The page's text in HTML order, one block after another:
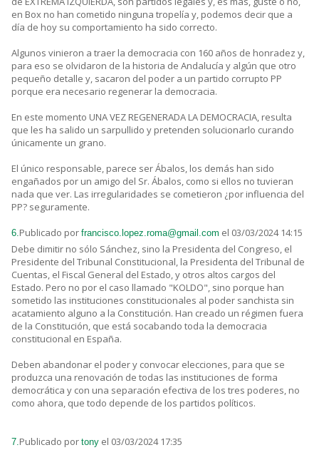
en Box no han cometido ninguna tropelía y, podemos decir que a
día de hoy su comportamiento ha sido correcto.
Algunos vinieron a traer la democracia con 160 años de honradez y,
para eso se olvidaron de la historia de Andalucía y algún que otro
pequeño detalle y, sacaron del poder a un partido corrupto PP
porque era necesario regenerar la democracia.
En este momento UNA VEZ REGENERADA LA DEMOCRACIA, resulta
que les ha salido un sarpullido y pretenden solucionarlo curando
únicamente un grano.
El único responsable, parece ser Ábalos, los demás han sido
engañados por un amigo del Sr. Ábalos, como si ellos no tuvieran
nada que ver. Las irregularidades se cometieron ¿por influencia del
PP? seguramente.
6. Publicado por francisco.lopez.roma@gmail.com el 03/03/2024 14:15
Debe dimitir no sólo Sánchez, sino la Presidenta del Congreso, el
Presidente del Tribunal Constitucional, la Presidenta del Tribunal de
Cuentas, el Fiscal General del Estado, y otros altos cargos del
Estado. Pero no por el caso llamado "KOLDO", sino porque han
sometido las instituciones constitucionales al poder sanchista sin
acatamiento alguno a la Constitución. Han creado un régimen fuera
de la Constitución, que está socabando toda la democracia
constitucional en España.
Deben abandonar el poder y convocar elecciones, para que se
produzca una renovación de todas las instituciones de forma
democrática y con una separación efectiva de los tres poderes, no
como ahora, que todo depende de los partidos políticos.
7. Publicado por tony el 03/03/2024 17:35